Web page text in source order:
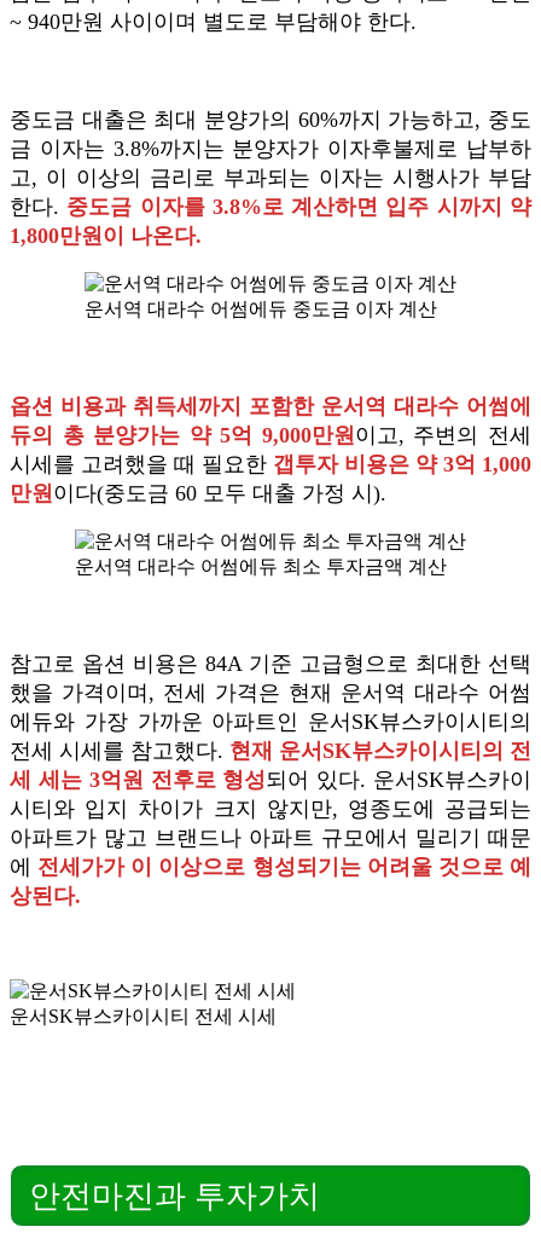
~ 940만원 사이이며 별도로 부담해야 한다.
중도금 대출은 최대 분양가의 60%까지 가능하고, 중도
금 이자는 3.8%까지는 분양자가 이자후불제로 납부하
고, 이 이상의 금리로 부과되는 이자는 시행사가 부담
한다. 중도금 이자를 3.8%로 계산하면 입주 시까지 약
1,800만원이 나온다.
운서역 대라수 어썸에듀 중도금 이자 계산
옵션 비용과 취득세까지 포함한 운서역 대라수 어썸에
듀의 총 분양가는 약 5억 9,000만원 이고, 주변의 전세
시세를 고려했을 때 필요한 갭투자 비용은 약 3억 1,000
만원 이다(중도금 60 모두 대출 가정 시).
운서역 대라수 어썸에듀 최소 투자금액 계산
참고로 옵션 비용은 84A 기준 고급형으로 최대한 선택
했을 가격이며, 전세 가격은 현재 운서역 대라수 어썸
에듀와 가장 가까운 아파트인 운서SK뷰스카이시티의
전세 시세를 참고했다. 현재 운서SK뷰스카이시티의 전
세 세는 3억원 전후로 형성되어 있다. 운서SK뷰스카이
시티와 입지 차이가 크지 않지만, 영종도에 공급되는
아파트가 많고 브랜드나 아파트 규모에서 밀리기 때문
에 전세가가 이 이상으로 형성되기는 어려울 것으로 예
상된다.
운서SK뷰스카이시티 전세 시세
안전마진과 투자가치